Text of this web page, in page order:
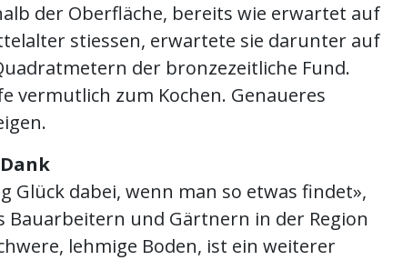
der Oberfläche, bereits wie erwartet auf
stiessen, erwartete sie darunter auf
der bronzezeitliche Fund.
vermutlich zum Kochen. Genaueres
Glück dabei, wenn man so etwas findet»,
Bauarbeitern und Gärtnern in der Region
lehmige Boden, ist ein weiterer